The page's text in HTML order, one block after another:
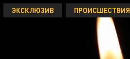
ЭКСКЛЮЗИВ ПРОИСШЕСТВИЯ